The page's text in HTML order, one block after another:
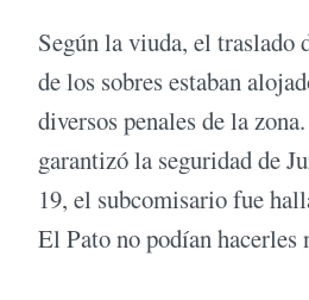
Según la viuda, el traslado
de los sobres estaban
diversos penales de la
garantizó la seguridad de
19, el subcomisario fue
El Pato no podían